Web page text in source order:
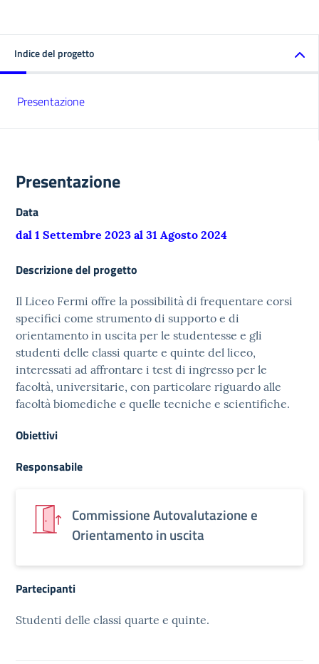
Indice del progetto
Presentazione
Presentazione
Data
dal 1 Settembre 2023 al 31 Agosto 2024
Descrizione del progetto
Il Liceo Fermi offre la possibilità di frequentare corsi
specifici come strumento di supporto e di
orientamento in uscita per le studentesse e gli
studenti delle classi quarte e quinte del liceo,
interessati ad affrontare i test di ingresso per le
facoltà, universitarie, con particolare riguardo alle
facoltà biomediche e quelle tecniche e scientifiche.
Obiettivi
Responsabile
Commissione Autovalutazione e
Orientamento in uscita
Partecipanti
Studenti delle classi quarte e quinte.